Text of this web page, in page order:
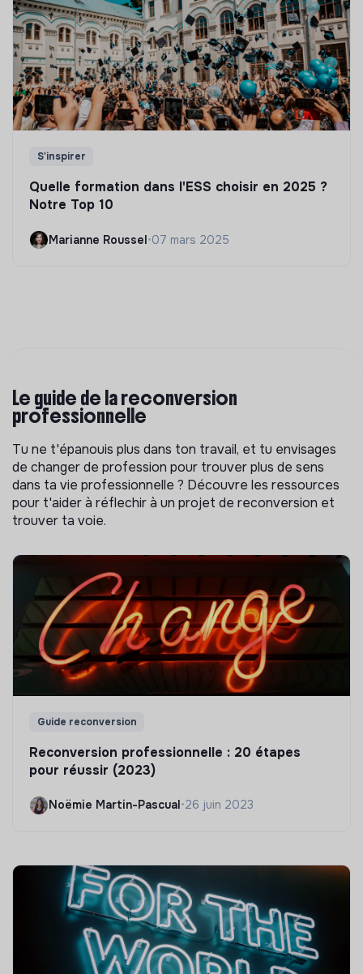
S'inspirer
Quelle formation dans l'ESS choisir en 2025 ?
Notre Top 10
Marianne Roussel•07 mars 2025
Le guide de la reconversion
professionnelle
Tu ne t'épanouis plus dans ton travail, et tu envisages
de changer de profession pour trouver plus de sens
dans ta vie professionnelle ? Découvre les ressources
pour t'aider à réflechir à un projet de reconversion et
trouver ta voie.
Guide reconversion
Reconversion professionnelle : 20 étapes
pour réussir (2023)
Noëmie Martin-Pascual •26 juin 2023